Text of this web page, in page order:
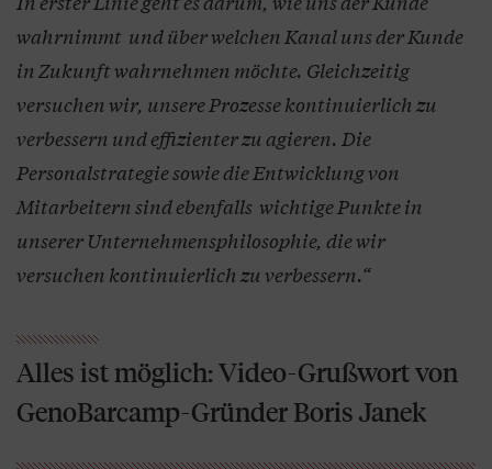
wahrnimmt und über welchen Kanal uns der Kunde
in Zukunft wahrnehmen möchte. Gleichzeitig
versuchen wir, unsere Prozesse kontinuierlich zu
verbessern und effizienter zu agieren. Die
Personalstrategie sowie die Entwicklung von
Mitarbeitern sind ebenfalls wichtige Punkte in
unserer Unternehmensphilosophie, die wir
versuchen kontinuierlich zu verbessern.“
Alles ist möglich: Video-Grußwort von
GenoBarcamp-Gründer Boris Janek